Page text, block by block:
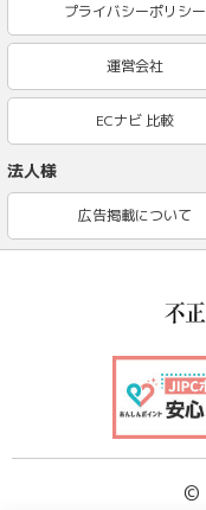
プライバシーポリシー
運営会社
ECナビ 比較
法人様
広告掲載について
©